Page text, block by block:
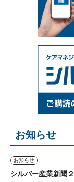
お知らせ
お知らせ
シルバー産業新聞